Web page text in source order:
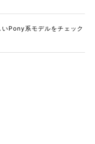
いPony系モデルをチェック